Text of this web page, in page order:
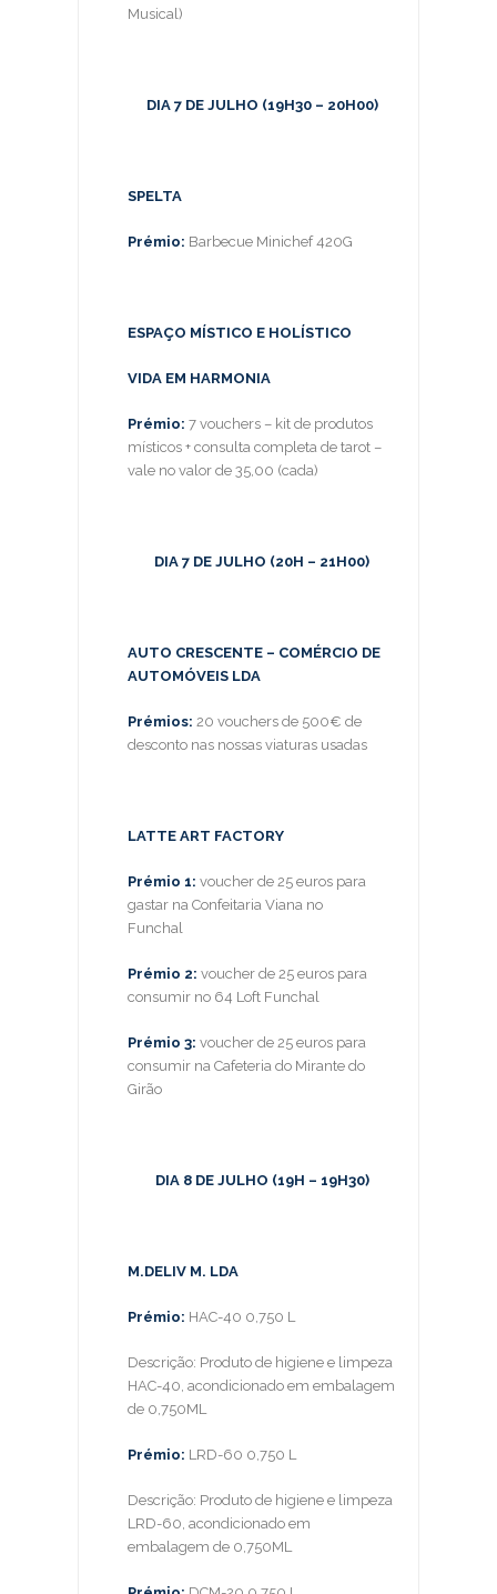
Musical)
DIA 7 DE JULHO (19H30 – 20H00)
SPELTA
Prémio: Barbecue Minichef 420G
ESPAÇO MÍSTICO E HOLÍSTICO
VIDA EM HARMONIA
Prémio: 7 vouchers – kit de produtos
místicos + consulta completa de tarot –
vale no valor de 35,00 (cada)
DIA 7 DE JULHO (20H – 21H00)
AUTO CRESCENTE – COMÉRCIO DE
AUTOMÓVEIS LDA
Prémios: 20 vouchers de 500€ de
desconto nas nossas viaturas usadas
LATTE ART FACTORY
Prémio 1: voucher de 25 euros para
gastar na Confeitaria Viana no
Funchal
Prémio 2: voucher de 25 euros para
consumir no 64 Loft Funchal
Prémio 3: voucher de 25 euros para
consumir na Cafeteria do Mirante do
Girão
DIA 8 DE JULHO (19H – 19H30)
M.DELIV M. LDA
Prémio: HAC-40 0,750 L
Descrição: Produto de higiene e limpeza
HAC-40, acondicionado em embalagem
de 0,750ML
Prémio: LRD-60 0,750 L
Descrição: Produto de higiene e limpeza
LRD-60, acondicionado em
embalagem de 0,750ML